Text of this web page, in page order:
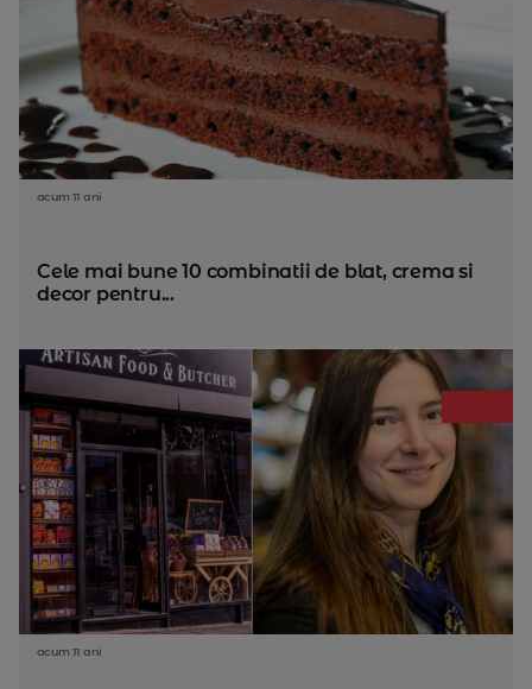
acum 11 ani
Cele mai bune 10 combinatii de blat, crema si
decor pentru...
acum 11 ani